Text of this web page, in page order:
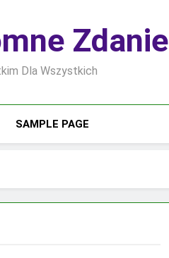
Zdanie
Dla Wszystkich
SAMPLE PAGE